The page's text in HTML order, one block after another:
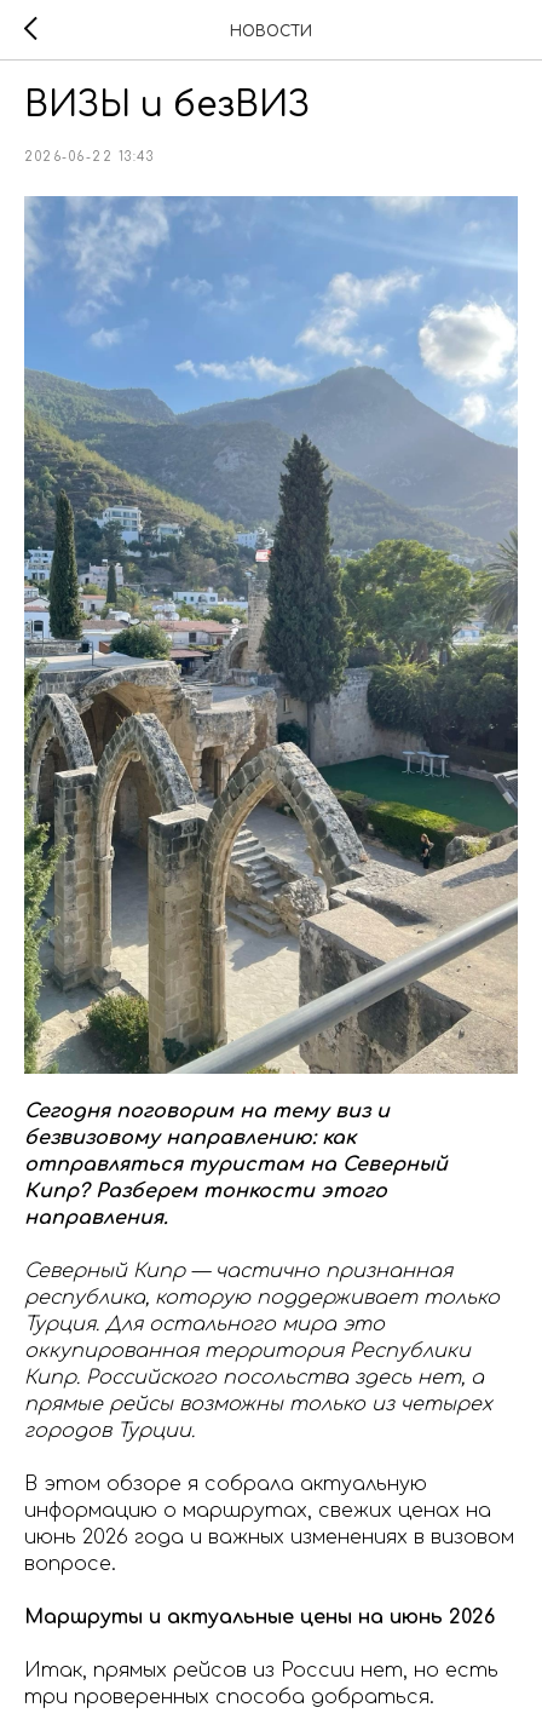
НОВОСТИ
ВИЗЫ и безВИЗ
2026-06-22 13:43
Сегодня поговорим на тему виз и
безвизовому направлению: как
отправляться туристам на Северный
Кипр? Разберем тонкости этого
направления.
Северный Кипр — частично признанная
республика, которую поддерживает только
Турция. Для остального мира это
оккупированная территория Республики
Кипр. Российского посольства здесь нет, а
прямые рейсы возможны только из четырех
городов Турции.
В этом обзоре я собрала актуальную
информацию о маршрутах, свежих ценах на
июнь 2026 года и важных изменениях в визовом
вопросе.
Маршруты и актуальные цены на июнь 2026
Итак, прямых рейсов из России нет, но есть
три проверенных способа добраться.